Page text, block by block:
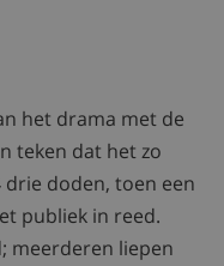
het drama met de
teken dat het zo
drie doden, toen een
publiek in reed.
meerderen liepen